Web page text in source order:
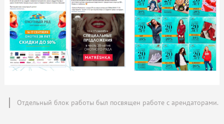
Отдельный блок работы был посвящен работе с арендаторами.